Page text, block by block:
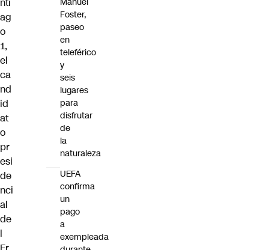
ag
o
1,
el
ca
nd
id
at
o
pr
esi
de
nci
al
de
l
Foster,
paseo
en
teleférico
y
seis
lugares
para
disfrutar
de
la
naturaleza
UEFA
confirma
un
pago
a
exempleada